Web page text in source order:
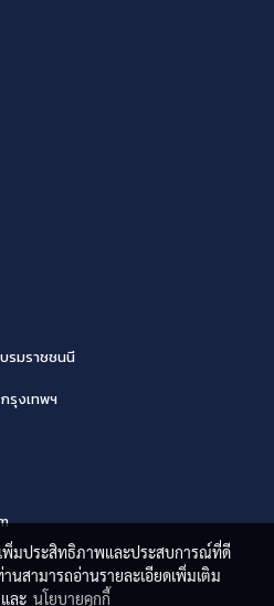
รมราชชนนี
กรุงเทพฯ
พิ่มประสิทธิภาพและประสบการณ์ที่ดี
นสามารถอ่านรายละเอียดเพิ่มเติม
และ นโยบายคุกกี้